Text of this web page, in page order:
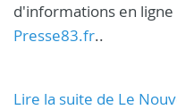
d'informations en
Presse83.fr..
Lire la suite de Le